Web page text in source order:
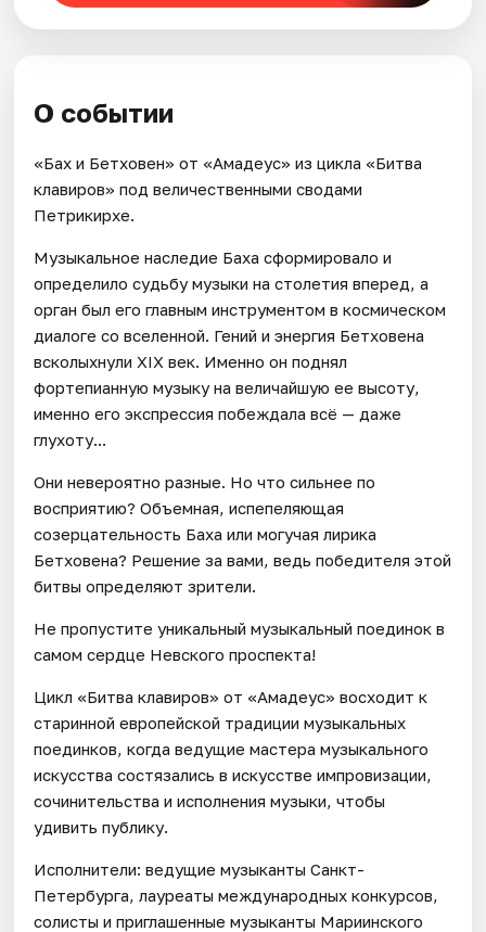
О событии
«Бах и Бетховен» от «Амадеус» из цикла «Битва
клавиров» под величественными сводами
Петрикирхе.
Музыкальное наследие Баха сформировало и
определило судьбу музыки на столетия вперед, а
орган был его главным инструментом в космическом
диалоге со вселенной. Гений и энергия Бетховена
всколыхнули XIX век. Именно он поднял
фортепианную музыку на величайшую ее высоту,
именно его экспрессия побеждала всё — даже
глухоту...
Они невероятно разные. Но что сильнее по
восприятию? Объемная, испепеляющая
созерцательность Баха или могучая лирика
Бетховена? Решение за вами, ведь победителя этой
битвы определяют зрители.
Не пропустите уникальный музыкальный поединок в
самом сердце Невского проспекта!
Цикл «Битва клавиров» от «Амадеус» восходит к
старинной европейской традиции музыкальных
поединков, когда ведущие мастера музыкального
искусства состязались в искусстве импровизации,
сочинительства и исполнения музыки, чтобы
удивить публику.
Исполнители: ведущие музыканты Санкт-
Петербурга, лауреаты международных конкурсов,
солисты и приглашенные музыканты Мариинского